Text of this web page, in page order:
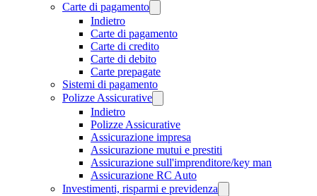
Carte di pagamento
Indietro
Carte di pagamento
Carte di credito
Carte di debito
Carte prepagate
Sistemi di pagamento
Polizze Assicurative
Indietro
Polizze Assicurative
Assicurazione impresa
Assicurazione mutui e prestiti
Assicurazione sull'imprenditore/key man
Assicurazione RC Auto
Investimenti, risparmi e previdenza